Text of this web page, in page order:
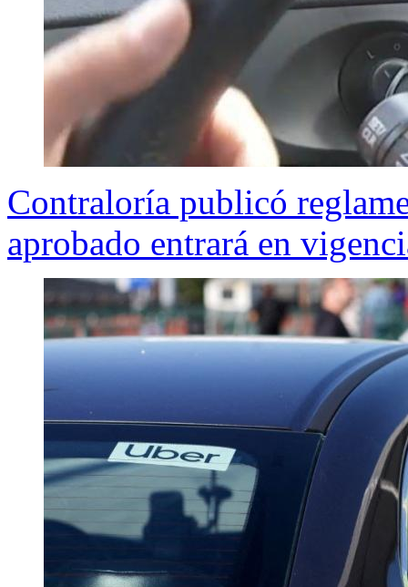
Contraloría publicó
aprobado entrará en